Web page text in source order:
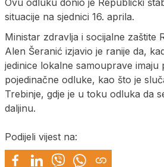
situacije na sjednici 16. aprila.
Ministar zdravlja i socijalne zaštite
Alen Šeranić izjavio je ranije da,
jedinice lokalne samouprave imaju
pojedinačne odluke, kao što je
Trebinje, gdje je u toku odluka da
daljinu.
Podijeli vijest na: